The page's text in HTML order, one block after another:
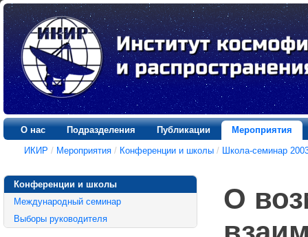
О нас Подразделения Публикации
Мероприятия
ИКИР / Мероприятия / Конференции и школы / Школа-семинар
Конференции и школы
Международный семинар
Выборы руководителя
О